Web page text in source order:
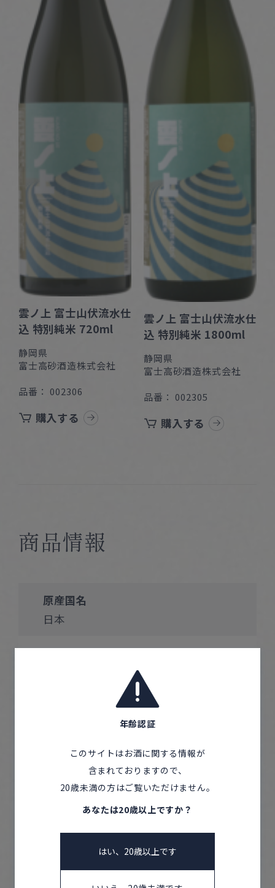
雲ノ上 富士山伏流水仕
込 特別純米 720ml
静岡県
富士高砂酒造株式会社
品番： 002306
購入する
雲ノ上 富士山伏流水仕
込 特別純米 1800ml
静岡県
富士高砂酒造株式会社
品番： 002305
購入する
商品情報
原産国名
日本
都道府県
誉富士
年齢認証
このサイトはお酒に関する情報が
含まれておりますので、
20歳未満の方はご覧いただけません。
あなたは20歳以上ですか？
はい、20歳以上です